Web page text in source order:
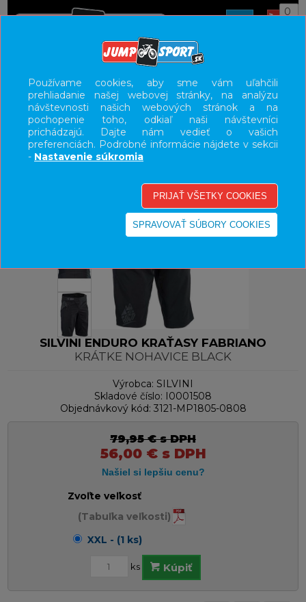
0
UŽÍVATEĽSKÝ PANEL
KATEGÓRIE
HLAVNÉ MENU
-30%
SILVINI ENDURO KRAŤASY FABRIANO
KRÁTKE NOHAVICE BLACK
Výrobca: SILVINI
Skladové číslo:
I0001508
Objednávkový kód: 3121-MP1805-0808
79,95 €s DPH
56,00 €s DPH
Zvoľte veľkosť
(Tabuľka veľkosti)
XXL - (1 ks)
ks Kúpiť
Používame cookies, aby sme vám uľahčili
prehliadanie našej webovej stránky, na analýzu
návštevnosti našich webových stránok a na
pochopenie toho, odkiaľ naši návštevníci
prichádzajú. Dajte nám vedieť o vašich
preferenciách. Podrobné informácie nájdete v sekcii
- Nastavenie súkromia